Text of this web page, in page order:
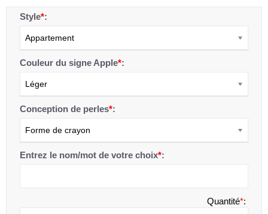
Style*:
Appartement
Couleur du signe Apple*:
Léger
Conception de perles*:
Forme de crayon
Entrez le nom/mot de votre choix*:
Quantité*: